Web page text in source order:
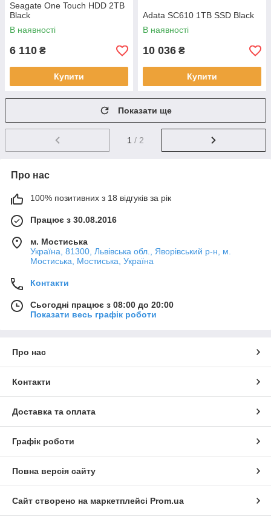
Seagate One Touch HDD 2TB
Black
В наявності
6 110 ₴
Купити
Adata SC610 1TB SSD Black
В наявності
10 036 ₴
Купити
Показати ще
1 / 2
Про нас
100% позитивних з 18 відгуків за рік
Працює з 30.08.2016
м. Мостиська
Україна, 81300, Львівська обл., Яворівський р-н, м.
Мостиська, Мостиська, Україна
Контакти
Сьогодні працює з 08:00 до 20:00
Показати весь графік роботи
Про нас
Контакти
Доставка та оплата
Графік роботи
Повна версія сайту
Сайт створено на маркетплейсі Prom.ua